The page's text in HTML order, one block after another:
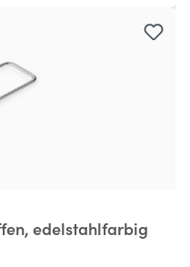
edelstahlfarbig